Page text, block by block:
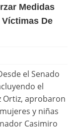
Medidas
De
el Senado
el
Ortiz, aprobaron
y niñas
Casimiro